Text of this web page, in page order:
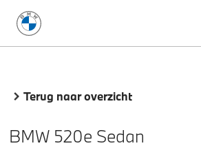
Terug naar overzicht
BMW 520e Sedan